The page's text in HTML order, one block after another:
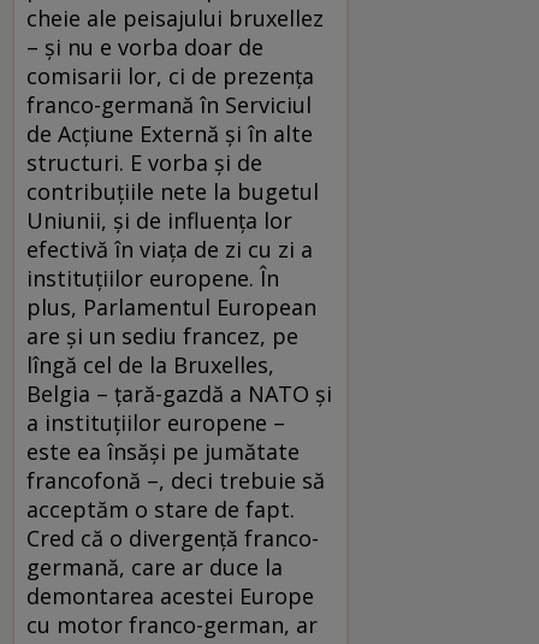
cheie ale peisajului bruxellez
– şi nu e vorba doar de
comisarii lor, ci de prezenţa
franco-germană în Serviciul
de Acţiune Externă şi în alte
structuri. E vorba şi de
contribuţiile nete la bugetul
Uniunii, şi de influenţa lor
efectivă în viaţa de zi cu zi a
instituţiilor europene. În
plus, Parlamentul European
are şi un sediu francez, pe
lîngă cel de la Bruxelles,
Belgia – ţară-gazdă a NATO şi
a instituţiilor europene –
este ea însăşi pe jumătate
francofonă –, deci trebuie să
acceptăm o stare de fapt.
Cred că o divergenţă franco-
germană, care ar duce la
demontarea acestei Europe
cu motor franco-german, ar